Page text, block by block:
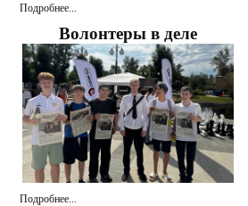
Подробнее...
Волонтеры в деле
Подробнее...